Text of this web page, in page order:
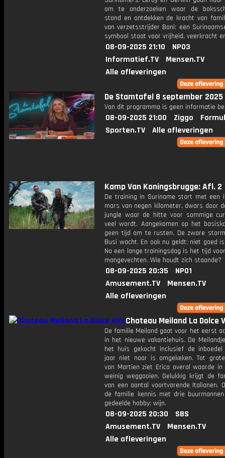
om te onderzoeken waar de
stond en ontdekken de kracht van
van verzetsstrijder Boni: een
symbool staat voor vrijheid, veerkracht
08-09-2025 21:10
NPO3
Informatief.TV
Mensen.TV
Alle afleveringen
De Stamtafel 8 september 2025
Van dit programma is geen informatie
08-09-2025 21:00 Ziggo
Sporten.TV
Alle afleveringen
Kamp Van Koningsbrugge: Afl. 2
De training in Suriname start met een
mars van negen kilometer, dwars door
jungle waar de hitte voor sommige
veel wordt. Aangekomen op het
geen tijd om te rusten. De zware
Busi wacht. En ook nu geldt: niet goed
Na een lange trainingsdag is het tijd
mangevechten. Wie houdt zich staande?
08-09-2025 20:35
NPO1
Amusement.TV
Mensen.TV
Alle afleveringen
Chateau Meiland La Dolce
De familie Meiland gaat voor het eerst
in het nieuwe vakantiehuis. De
het huis gekocht inclusief de
jaar niet naar is omgekeken. Tot
van Martien ziet Erica overal waarde
weinig weggooien. Gelukkig krijgt de
van een aantal voortvarende Italianen.
de familie kennis met drie
gedeelde hobby: wijn.
08-09-2025 20:30
SBS
Amusement.TV
Mensen.TV
Alle afleveringen